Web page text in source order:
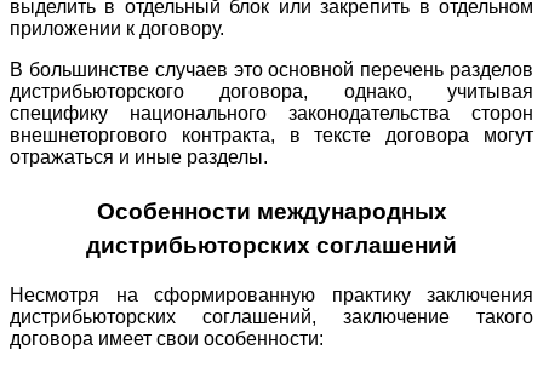
выделить в отдельный блок или закрепить в отдельном
приложении к договору.
В большинстве случаев это основной перечень разделов
дистрибьюторского договора, однако, учитывая
специфику национального законодательства сторон
внешнеторгового контракта, в тексте договора могут
отражаться и иные разделы.
Особенности международных
дистрибьюторских соглашений
Несмотря на сформированную практику заключения
дистрибьюторских соглашений, заключение такого
договора имеет свои особенности: